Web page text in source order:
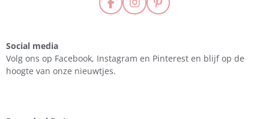
F
a
o
o
I
n
g
P
i
r
Social media
Volg ons op Facebook, Instagram en Pinterest en blijf op de
hoogte van onze nieuwtjes.